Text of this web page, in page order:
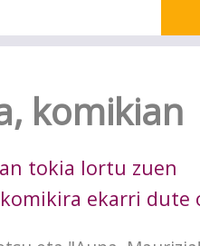
komikian
tokia lortu zuen
ekarri dute